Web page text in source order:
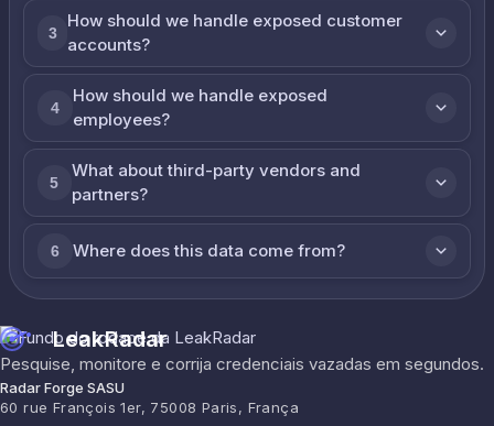
3
How should we handle exposed customer
accounts?
4
How should we handle exposed
employees?
5
What about third-party vendors and
partners?
6 Where does this data come from?
LeakRadar
Pesquise, monitore e corrija credenciais vazadas em segundos.
Radar Forge SASU
60 rue François 1er, 75008 Paris, França